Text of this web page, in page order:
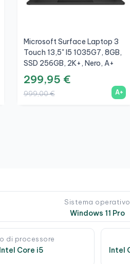
Microsoft Surface Laptop 3
Touch 13,5" I5 1035G7, 8GB,
SSD 256GB, 2K+, Nero, A+
299,95 €
999,00 € A+
Sistema operativo
Windows 11 Pro
di processore
Intel Core i5
Intel